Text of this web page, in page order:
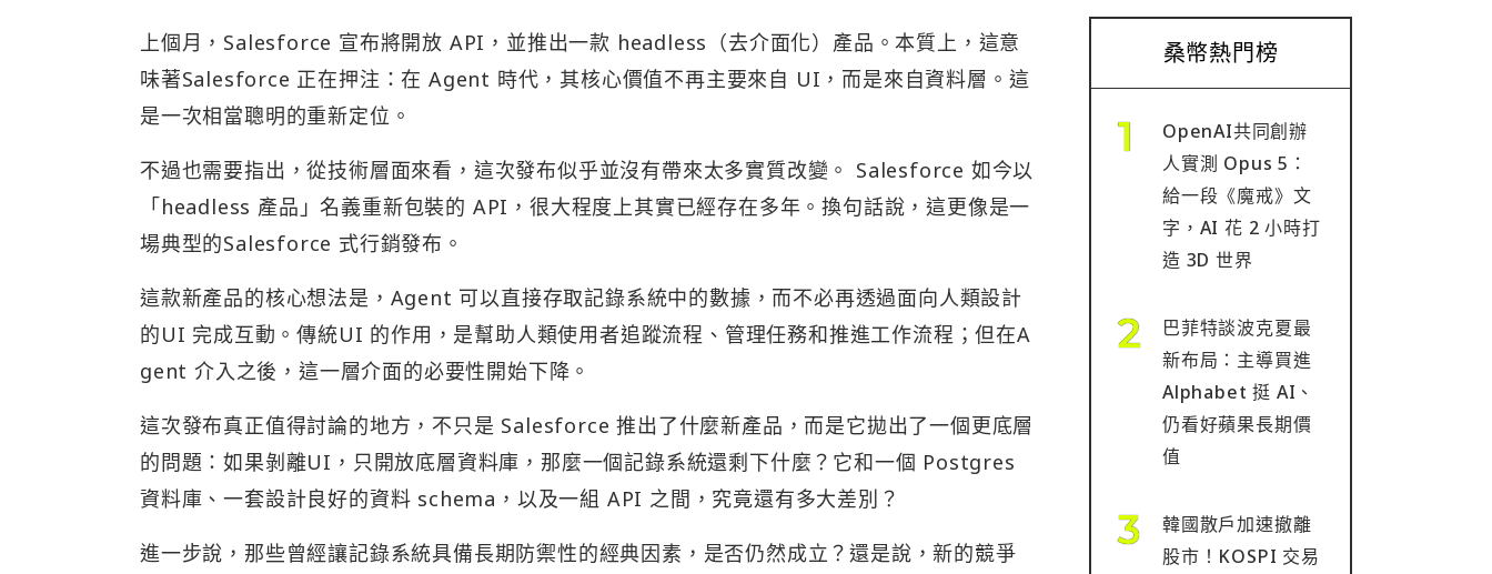
上個月，Salesforce 宣布將開放 API，並推出一款 headless（去介面化）產品。本質上，這意
味著Salesforce 正在押注：在 Agent 時代，其核心價值不再主要來自 UI，而是來自資料層。這
是一次相當聰明的重新定位。
不過也需要指出，從技術層面來看，這次發布似乎並沒有帶來太多實質改變。 Salesforce 如今以
「headless 產品」名義重新包裝的 API，很大程度上其實已經存在多年。換句話說，這更像是一
場典型的Salesforce 式行銷發布。
這款新產品的核心想法是，Agent 可以直接存取記錄系統中的數據，而不必再透過面向人類設計
的UI 完成互動。傳統UI 的作用，是幫助人類使用者追蹤流程、管理任務和推進工作流程；但在A
gent 介入之後，這一層介面的必要性開始下降。
這次發布真正值得討論的地方，不只是 Salesforce 推出了什麼新產品，而是它拋出了一個更底層
的問題：如果剝離UI，只開放底層資料庫，那麼一個記錄系統還剩下什麼？它和一個 Postgres
資料庫、一套設計良好的資料 schema，以及一組 API 之間，究竟還有多大差別？
進一步說，那些曾經讓記錄系統具備長期防禦性的經典因素，是否仍然成立？還是說，新的競爭
桑幣熱門榜
OpenAI共同創辦
人實測 Opus 5：
給一段《魔戒》文
字，AI 花 2 小時打
造 3D 世界
巴菲特談波克夏最
新布局：主導買進
Alphabet 挺 AI、
仍看好蘋果長期價
值
韓國散戶加速撤離
股市！KOSPI 交易